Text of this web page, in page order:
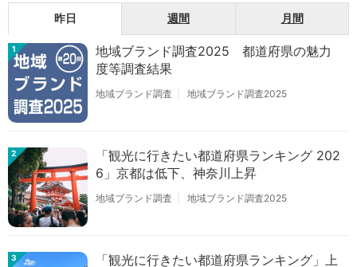
昨日 週間 月間
1
地域ブランド調査2025 都道府県の魅力
度等調査結果
地域ブランド調査 地域ブランド調査2025
2
「観光に行きたい都道府県ランキング 202
6」京都は低下、神奈川上昇
地域ブランド調査 地域ブランド調査2025
3
「観光に行きたい都道府県ランキング」上